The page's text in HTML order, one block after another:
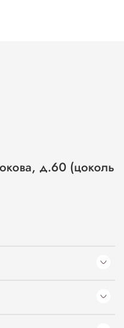
д.60 (цоколь